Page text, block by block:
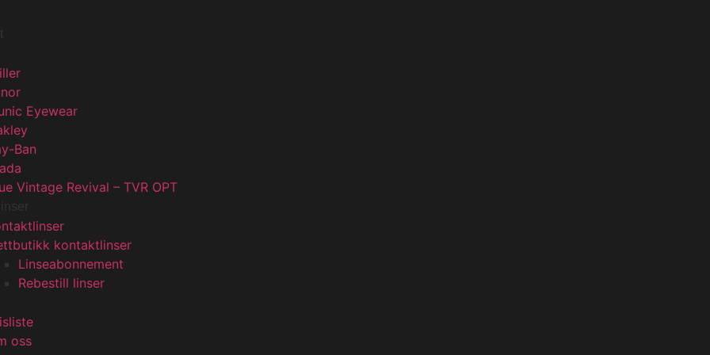
Eyewear
Ban
Vintage Revival – TVR OPT
kontaktlinser
Linseabonnement
Rebestill linser
oss